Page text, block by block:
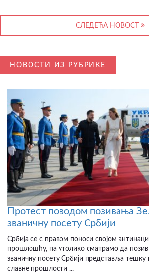
СЛЕДЕЋА НОВОСТ
НОВОСТИ ИЗ РУБРИКЕ
Протест поводом позивања
званичну посету Србији
Србија се с правом поноси својом
прошлошћу, па утолико сматрамо да
званичну посету Србији представља тешку
славне прошлости ...